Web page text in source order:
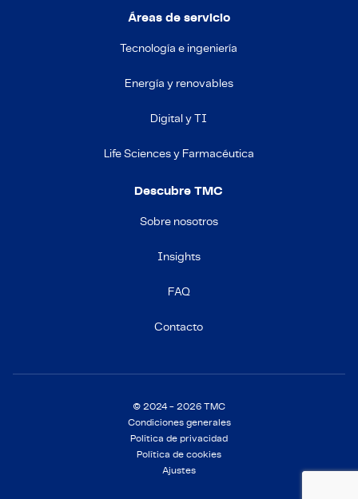
Áreas de servicio
Tecnología e ingeniería
Energía y renovables
Digital y TI
Life Sciences y Farmacéutica
Descubre TMC
Sobre nosotros
Insights
FAQ
Contacto
© 2024 - 2026 TMC
Condiciones generales
Política de privacidad
Política de cookies
Ajustes